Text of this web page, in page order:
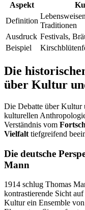
Aspekt
Definition
Traditionen
Ausdruck Festivals,
Beispiel
Die
über Kultur
Die Debatte über Kultur
kulturellen
Verständnis vom
Vielfalt tiefgreifend
Die deutsche
Mann
1914 schlug Thomas
kontrastierende Sicht
Kultur ein Ensemble